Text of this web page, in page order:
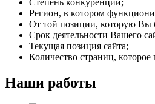
Регион, в котором
От той позиции, которую Вы
Срок деятельности Вашего
Текущая позиция сайта;
Количество страниц, которое
Наши работы